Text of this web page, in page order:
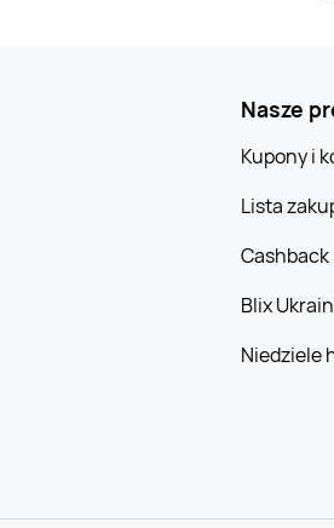
Nasze
Kupony i
Lista
Cashback
Blix
Niedziele